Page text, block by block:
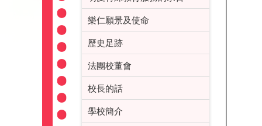
樂仁願景及使命
歷史足跡
法團校董會
校長的話
學校簡介